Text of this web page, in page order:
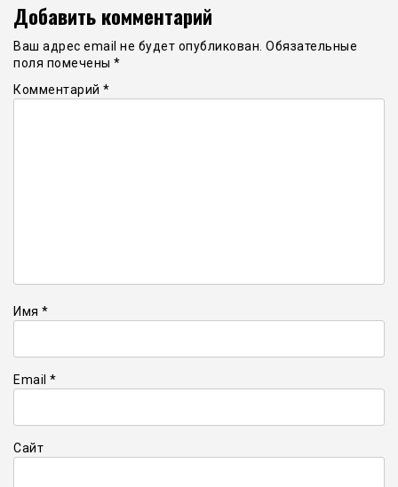
Добавить комментарий
Ваш адрес email не будет опубликован. Обязательные
поля помечены *
Комментарий *
Имя *
Email *
Сайт